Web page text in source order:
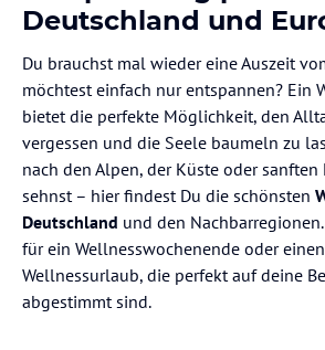
Deutschland und
Du brauchst mal wieder eine Auszeit
möchtest einfach nur entspannen? Ein
bietet die perfekte Möglichkeit, den
vergessen und die Seele baumeln zu
nach den Alpen, der Küste oder
sehnst – hier findest Du die schönsten
Deutschland und den
für ein Wellnesswochenende oder
Wellnessurlaub, die perfekt auf deine
abgestimmt sind.